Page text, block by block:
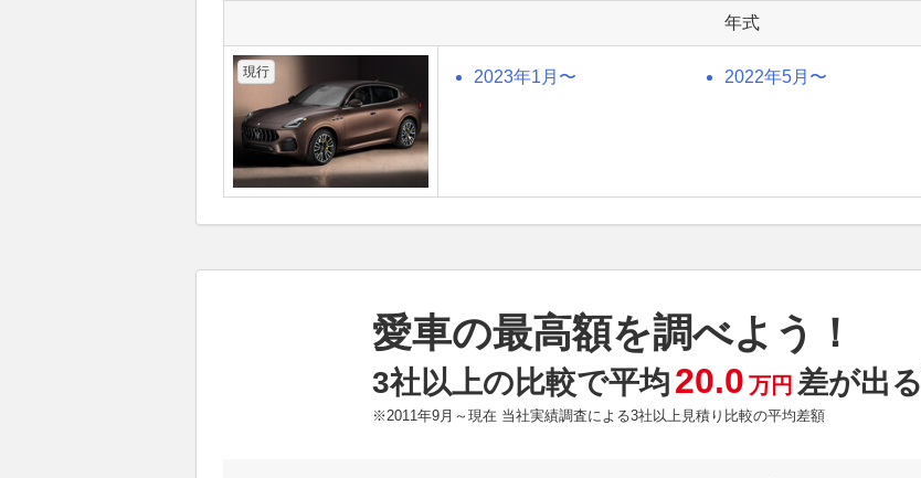
年式
現行 2023年1月〜 2022年5月〜
愛車の最高額を調べよう！
3社以上の比較で平均20.0 万円 差が出る
※2011年9月～現在 当社実績調査による3社以上見積り比較の平均差額